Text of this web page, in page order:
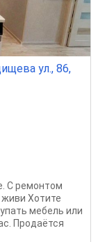
ул., 86,
С ремонтом
живи Хотите
мебель или
Продаётся